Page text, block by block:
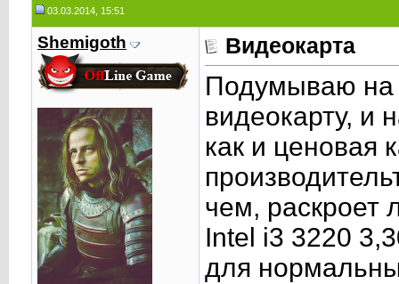
03.03.2014, 15:51
Shemigoth Видеокарта
Подумываю на
видеокарту, и
как и ценовая
чем, раскроет
Intel i3 3220
для